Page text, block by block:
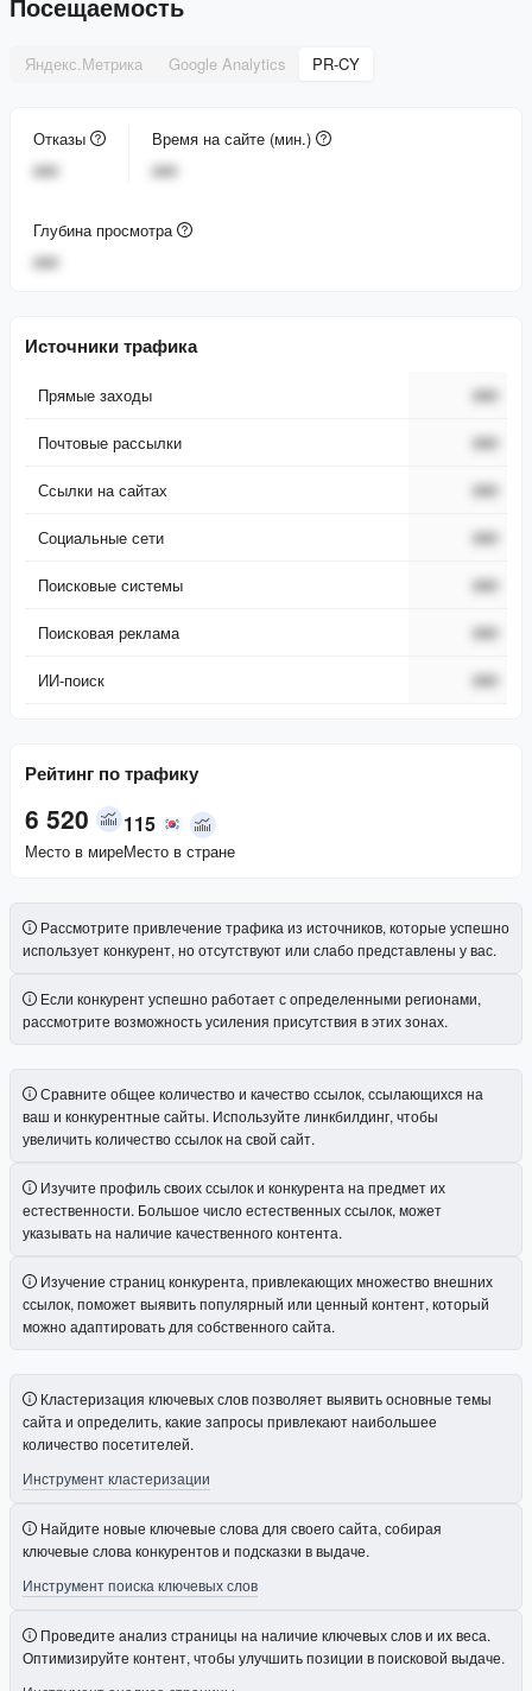
Яндекс.Метрика Google Analytics PR-CY
Отказы
###
Время на сайте (мин.)
###
Глубина просмотра
###
Источники трафика
Прямые заходы ###
Почтовые рассылки ###
Ссылки на сайтах ###
Социальные сети ###
Поисковые системы ###
Поисковая реклама ###
ИИ-поиск ###
Рейтинг по трафику
6 520
Место в мире
115
Место в стране
Рассмотрите привлечение трафика из источников, которые успешно
использует конкурент, но отсутствуют или слабо представлены у вас.
Если конкурент успешно работает с определенными регионами,
рассмотрите возможность усиления присутствия в этих зонах.
Сравните общее количество и качество ссылок, ссылающихся на
ваш и конкурентные сайты. Используйте линкбилдинг, чтобы
увеличить количество ссылок на свой сайт.
Изучите профиль своих ссылок и конкурента на предмет их
естественности. Большое число естественных ссылок, может
указывать на наличие качественного контента.
Изучение страниц конкурента, привлекающих множество внешних
ссылок, поможет выявить популярный или ценный контент, который
можно адаптировать для собственного сайта.
Кластеризация ключевых слов позволяет выявить основные темы
сайта и определить, какие запросы привлекают наибольшее
количество посетителей.
Инструмент кластеризации
Найдите новые ключевые слова для своего сайта, собирая
ключевые слова конкурентов и подсказки в выдаче.
Инструмент поиска ключевых слов
Проведите анализ страницы на наличие ключевых слов и их веса.
Оптимизируйте контент, чтобы улучшить позиции в поисковой выдаче.